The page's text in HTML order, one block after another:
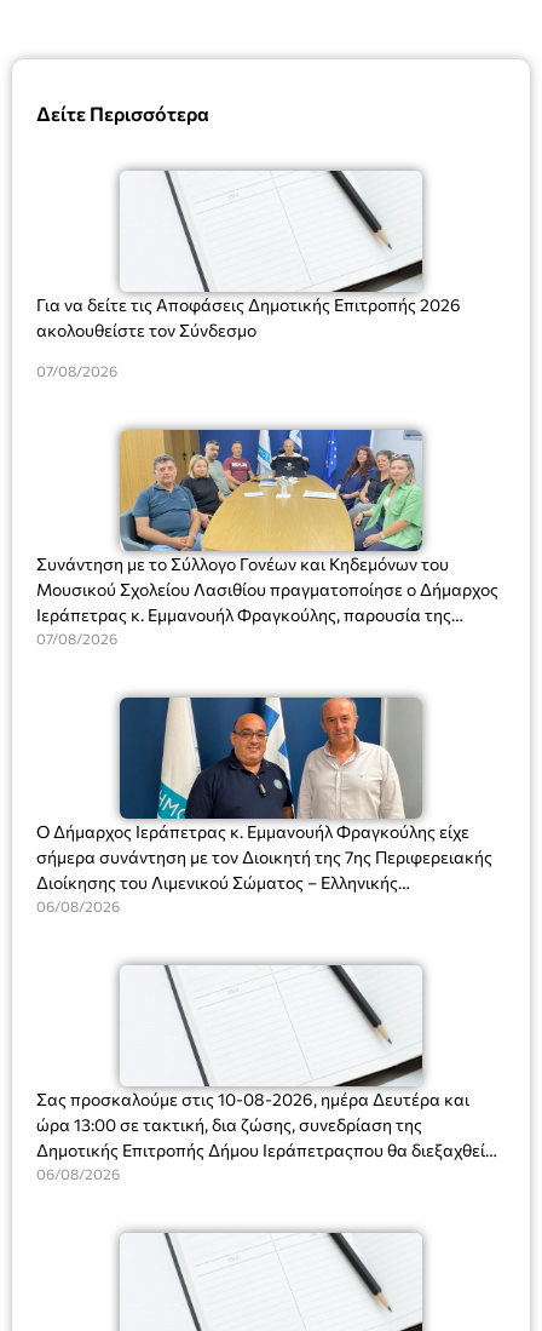
Δείτε Περισσότερα
Για να δείτε τις Αποφάσεις Δημοτικής Επιτροπής 2026
ακολουθείστε τον Σύνδεσμο
07/08/2026
Συνάντηση με το Σύλλογο Γονέων και Κηδεμόνων του
Μουσικού Σχολείου Λασιθίου πραγματοποίησε ο Δήμαρχος
Ιεράπετρας κ. Εμμανουήλ Φραγκούλης, παρουσία της
Διευθύντριας του σχολείου κας Μαριάννας Χαΐτα.
07/08/2026
Ο Δήμαρχος Ιεράπετρας κ. Εμμανουήλ Φραγκούλης είχε
σήμερα συνάντηση με τον Διοικητή της 7ης Περιφερειακής
Διοίκησης του Λιμενικού Σώματος – Ελληνικής
Ακτοφυλακής (Λ.Σ.-ΕΛ.ΑΚΤ.), Αρχιπλοίαρχο Λ.Σ. κ. Ιωάννη
06/08/2026
Σας προσκαλούμε στις 10-08-2026, ημέρα Δευτέρα και
ώρα 13:00 σε τακτική, δια ζώσης, συνεδρίαση της
Δημοτικής Επιτροπής Δήμου Ιεράπετραςπου θα διεξαχθεί
στο Δημοτικό Κατάστημα, Δημοκρατίας 31 στην αίθουσα
και λήψη αποφάσεων στα παρακάτω θέματα:
06/08/2026